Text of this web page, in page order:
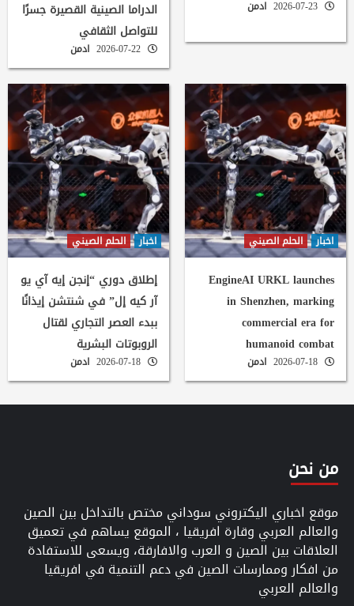
ادمن
الدراما الصينية القصيرة جسرًا
للتواصل الثقافي
ادمن
اخبار الحلم الصيني
EngineAI URKL launches
in Shenzhen, marking
commercial era for
humanoid combat
ادمن
اخبار الحلم الصيني
إطلاق دوري “إنجن إيه آي يو
آر كيه إل” في شنتشن إيذانًا
ببدء العصر التجاري لقتال
الروبوتات البشرية
ادمن
من نحن
موقع اخباري اليكتروني سوداني مختص بالتداخل بين الصين
والعالم العربي وقارة افريقيا ، الموقع يساهم في تعميق
العلاقات بين الصين و العرب والافارقة، ويسعى للاستفادة
من افكار وممارسات الصين في دعم التنمية في افريقيا
والعالم العربي